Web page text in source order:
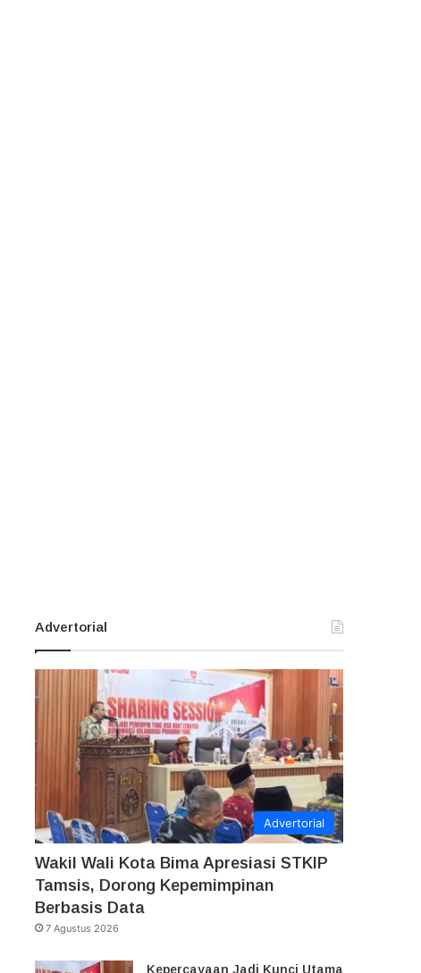
Advertorial
Advertorial
Wakil Wali Kota Bima Apresiasi STKIP
Tamsis, Dorong Kepemimpinan
Berbasis Data
7 Agustus 2026
Kepercayaan Jadi Kunci Utama